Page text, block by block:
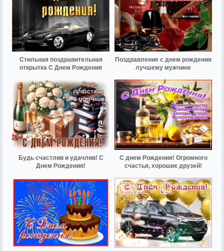
Стильная поздравительная
открытка С Днем Рождения
Поздравление с днем рождения
лучшему мужчине
Будь счастлив и удачлив! С
Днем Рождения!
С днем Рождения! Огромного
счастья, хороших друзей!